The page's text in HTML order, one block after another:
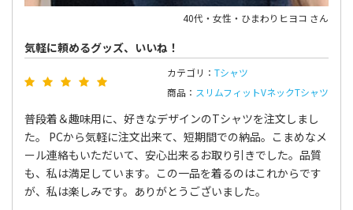
40代・女性・ひまわりヒヨコ さん
気軽に頼めるグッズ、いいね！
カテゴリ： Tシャツ
商品： スリムフィットVネックTシャツ
普段着＆趣味用に、好きなデザインのTシャツを注文しまし
た。 PCから気軽に注文出来て、短期間での納品。こまめなメ
ール連絡もいただいて、安心出来るお取り引きでした。品質
も、私は満足しています。この一品を着るのはこれからです
が、私は楽しみです。ありがとうございました。